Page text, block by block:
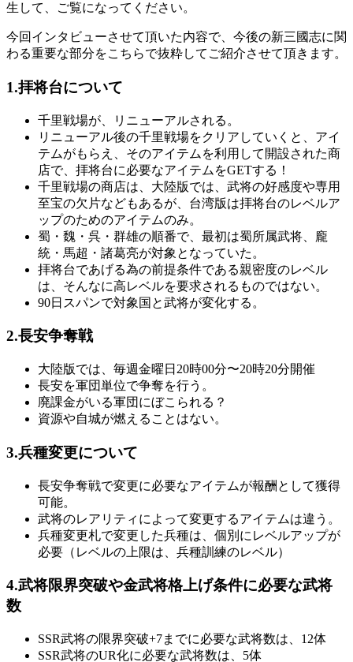
生して、ご覧になってください。
今回インタビューさせて頂いた内容で、今後の新三國志に関
わる重要な部分をこちらで抜粋してご紹介させて頂きます。
1.拝将台について
千里戦場が、リニューアルされる。
リニューアル後の千里戦場をクリアしていくと、アイ
テムがもらえ、そのアイテムを利用して開設された商
店で、拝将台に必要なアイテムをGETする！
千里戦場の商店は、大陸版では、武将の好感度や専用
至宝の欠片などもあるが、台湾版は拝将台のレベルア
ップのためのアイテムのみ。
蜀・魏・呉・群雄の順番で、最初は蜀所属武将、龐
統・馬超・諸葛亮が対象となっていた。
拝将台であげる為の前提条件である親密度のレベル
は、そんなに高レベルを要求されるものではない。
90日スパンで対象国と武将が変化する。
2.長安争奪戦
大陸版では、毎週金曜日20時00分〜20時20分開催
長安を軍団単位で争奪を行う。
廃課金がいる軍団にぼこられる？
資源や自城が燃えることはない。
3.兵種変更について
長安争奪戦で変更に必要なアイテムが報酬として獲得
可能。
武将のレアリティによって変更するアイテムは違う。
兵種変更札で変更した兵種は、個別にレベルアップが
必要（レベルの上限は、兵種訓練のレベル）
4.武将限界突破や金武将格上げ条件に必要な武将
数
SSR武将の限界突破+7までに必要な武将数は、12体
SSR武将のUR化に必要な武将数は、5体